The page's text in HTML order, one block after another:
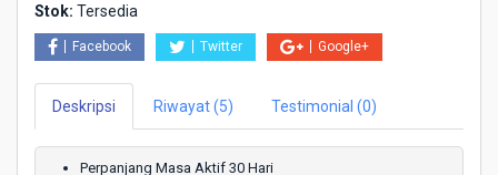
Stok: Tersedia
Facebook Twitter Google+
Deskripsi Riwayat (5) Testimonial (0)
Perpanjang Masa Aktif 30 Hari